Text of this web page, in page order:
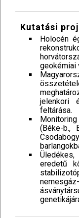
Kutatási
Holocén
geokémiai
jelenkori
feltárása.
(Béke-b.,
eredetű